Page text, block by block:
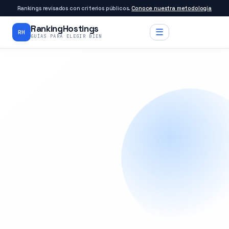
Rankings revisados con criterios públicos.Conoce nuestra metodología
RH RankingHostings
GUÍAS PARA ELEGIR BIEN ☰